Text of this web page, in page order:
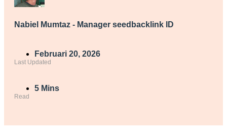
Nabiel Mumtaz - Manager seedbacklink ID
Februari 20, 2026
Last Updated
5 Mins
Read